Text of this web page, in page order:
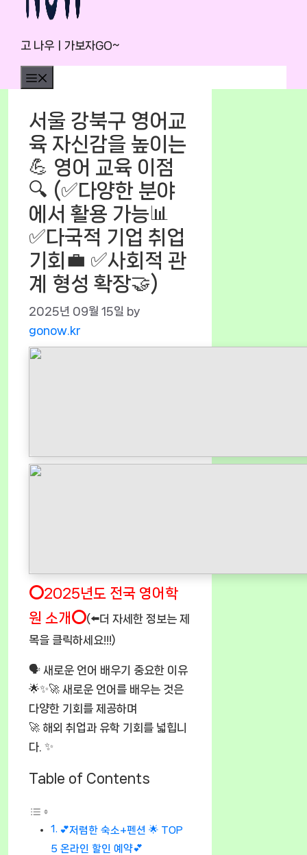
고 나우ㅣ가보자GO~
서울 강북구 영어교
육 자신감을 높이는
💪 영어 교육 이점
🔍 (✅다양한 분야
에서 활용 가능📊
✅다국적 기업 취업
기회💼 ✅사회적 관
계 형성 확장🤝)
2025년 09월 15일 by
gonow.kr
⭕2025년도 전국 영어학
원 소개⭕(⬅️더 자세한 정보는 제
목을 클릭하세요!!!)
🗣️ 새로운 언어 배우기 중요한 이유
🌟✨🚀 새로운 언어를 배우는 것은
다양한 기회를 제공하며
🚀 해외 취업과 유학 기회를 넓힙니
다. ✨
Table of Contents
💕저렴한 숙소+펜션 🌟 TOP
5 온라인 할인 예약💕